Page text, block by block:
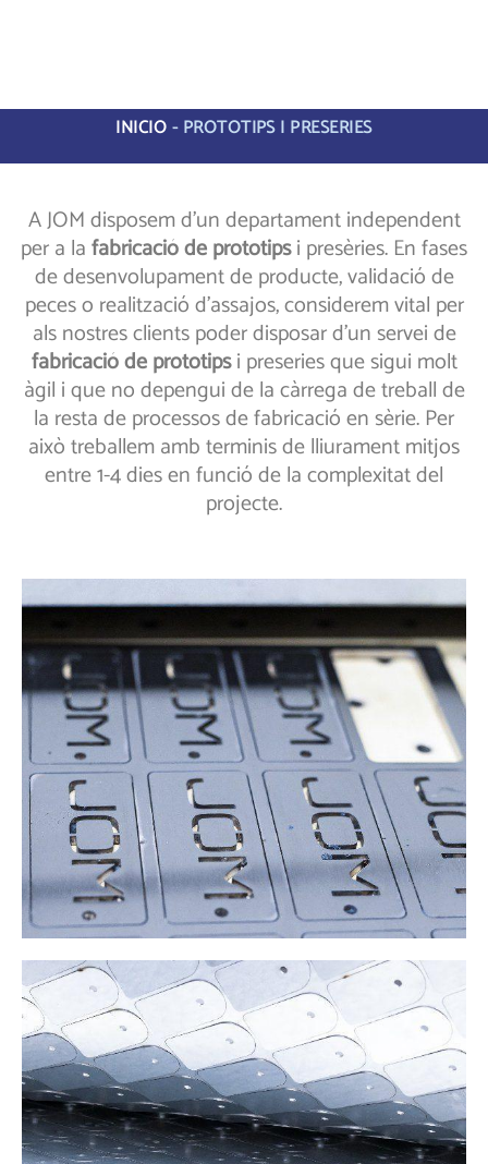
INICIO-PROTOTIPS I PRESERIES
A JOM disposem d’un departament independent
per a lafabricació de prototipsi presèries. En fases
de desenvolupament de producte, validació de
peces o realització d’assajos, considerem vital per
als nostres clients poder disposar d’un servei de
fabricació de prototipsi preseries que sigui molt
àgil i que no depengui de la càrrega de treball de
la resta de processos de fabricació en sèrie. Per
això treballem amb terminis de lliurament mitjos
entre 1-4 dies en funció de la complexitat del
projecte.